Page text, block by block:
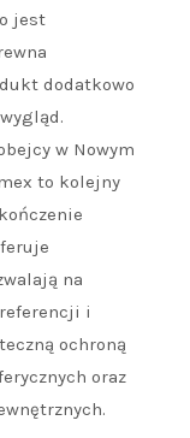
jest
dodatkowo
w Nowym
to kolejny
na
i
ochroną
oraz